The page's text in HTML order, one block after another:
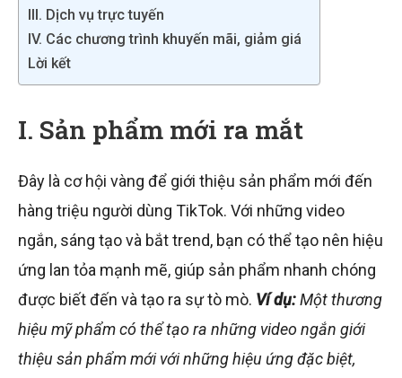
III. Dịch vụ trực tuyến
IV. Các chương trình khuyến mãi, giảm giá
Lời kết
I. Sản phẩm mới ra mắt
Đây là cơ hội vàng để giới thiệu sản phẩm mới đến
hàng triệu người dùng TikTok. Với những video
ngắn, sáng tạo và bắt trend, bạn có thể tạo nên hiệu
ứng lan tỏa mạnh mẽ, giúp sản phẩm nhanh chóng
được biết đến và tạo ra sự tò mò. Ví dụ:Một thương
hiệu mỹ phẩm có thể tạo ra những video ngắn giới
thiệu sản phẩm mới với những hiệu ứng đặc biệt,